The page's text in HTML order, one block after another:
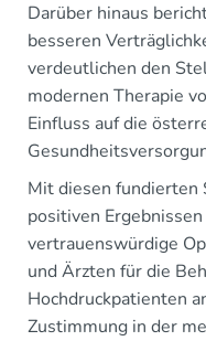
Darüber hinaus
besseren
verdeutlichen den
modernen Therapie
Einfluss auf die
Mit diesen fundierten
positiven
vertrauenswürdige
und Ärzten für die
Hochdruckpatienten
Zustimmung in der